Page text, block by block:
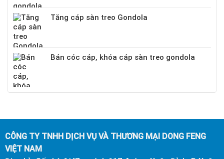
Tăng cáp sàn treo Gondola
Bán cóc cáp, khóa cáp sàn treo gondola
CÔNG TY TNHH DỊCH VỤ VÀ THƯƠNG MẠI DONG FENG
VIỆT NAM